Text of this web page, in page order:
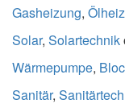
Gasheizung,
Solar, Solartechnik
Wärmepumpe,
Sanitär,